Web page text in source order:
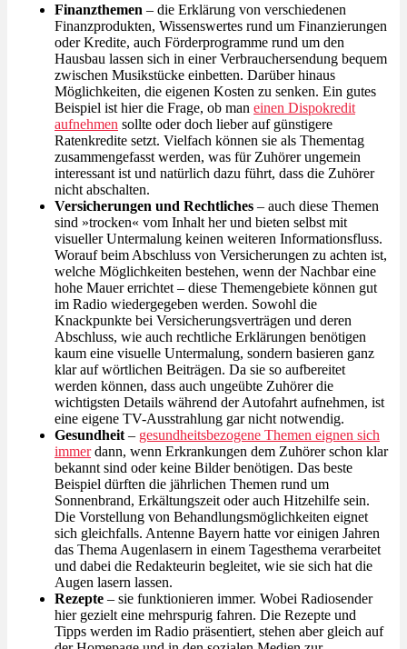
Finanzthemen – die Erklärung von verschiedenen
Finanzprodukten, Wissenswertes rund um Finanzierungen
oder Kredite, auch Förderprogramme rund um den
Hausbau lassen sich in einer Verbrauchersendung bequem
zwischen Musikstücke einbetten. Darüber hinaus
Möglichkeiten, die eigenen Kosten zu senken. Ein gutes
Beispiel ist hier die Frage, ob man einen Dispokredit
aufnehmen sollte oder doch lieber auf günstigere
Ratenkredite setzt. Vielfach können sie als Thementag
zusammengefasst werden, was für Zuhörer ungemein
interessant ist und natürlich dazu führt, dass die Zuhörer
nicht abschalten.
Versicherungen und Rechtliches – auch diese Themen
sind »trocken« vom Inhalt her und bieten selbst mit
visueller Untermalung keinen weiteren Informationsfluss.
Worauf beim Abschluss von Versicherungen zu achten ist,
welche Möglichkeiten bestehen, wenn der Nachbar eine
hohe Mauer errichtet – diese Themengebiete können gut
im Radio wiedergegeben werden. Sowohl die
Knackpunkte bei Versicherungsverträgen und deren
Abschluss, wie auch rechtliche Erklärungen benötigen
kaum eine visuelle Untermalung, sondern basieren ganz
klar auf wörtlichen Beiträgen. Da sie so aufbereitet
werden können, dass auch ungeübte Zuhörer die
wichtigsten Details während der Autofahrt aufnehmen, ist
eine eigene TV-Ausstrahlung gar nicht notwendig.
Gesundheit – gesundheitsbezogene Themen eignen sich
immerdann, wenn Erkrankungen dem Zuhörer schon klar
bekannt sind oder keine Bilder benötigen. Das beste
Beispiel dürften die jährlichen Themen rund um
Sonnenbrand, Erkältungszeit oder auch Hitzehilfe sein.
Die Vorstellung von Behandlungsmöglichkeiten eignet
sich gleichfalls. Antenne Bayern hatte vor einigen Jahren
das Thema Augenlasern in einem Tagesthema verarbeitet
und dabei die Redakteurin begleitet, wie sie sich hat die
Augen lasern lassen.
Rezepte – sie funktionieren immer. Wobei Radiosender
hier gezielt eine mehrspurig fahren. Die Rezepte und
Tipps werden im Radio präsentiert, stehen aber gleich auf